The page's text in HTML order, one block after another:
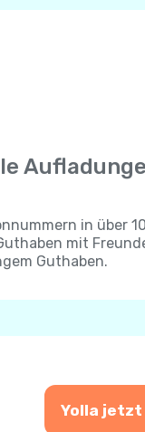
in über
mit
Guthaben.
Yolla